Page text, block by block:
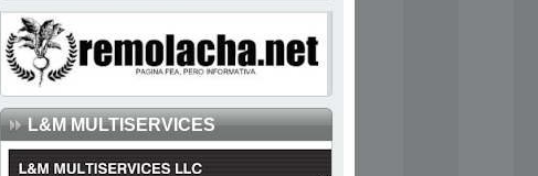
L&M MULTISERVICES